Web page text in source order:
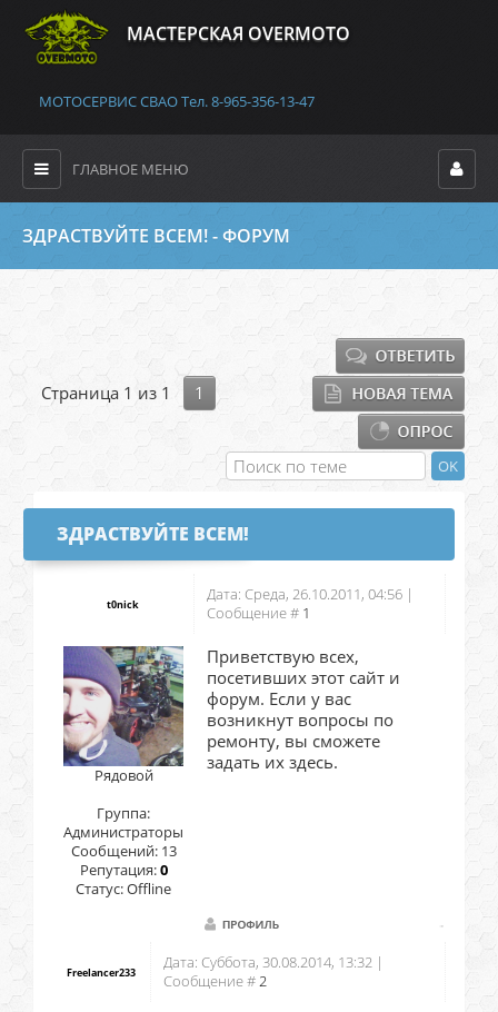
MАСТЕРСКАЯ OVERMOTO
МОТОСЕРВИС СВАО Тел. 8-965-356-13-47
ГЛАВНОЕ МЕНЮ
ЗДРАСТВУЙТЕ ВСЕМ! - ФОРУМ
Страница 1 из 1 1
ЗДРАСТВУЙТЕ ВСЕМ!
t0nick
Дата: Среда, 26.10.2011, 04:56 |
Сообщение # 1
Рядовой
Группа:
Администраторы
Сообщений: 13
Репутация:0
Статус:Offline
Приветствую всех,
посетивших этот сайт и
форум. Если у вас
возникнут вопросы по
ремонту, вы сможете
задать их здесь.
Freelancer233
Дата: Суббота, 30.08.2014, 13:32 |
Сообщение #2